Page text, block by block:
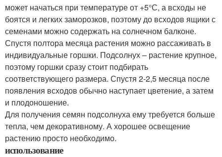
может начаться при температуре от +5°С, а всходы не
боятся и легких заморозков, поэтому до всходов ящики с
семенами можно содержать на солнечном балконе.
Спустя полтора месяца растения можно рассаживать в
индивидуальные горшки. Подсолнух – растение крупное,
поэтому горшки сразу стоит подбирать
соответствующего размера. Спустя 2-2,5 месяца после
появления всходов обычно наступает цветение, а затем
и плодоношение.
Для получения семян подсолнуха ему требуется больше
тепла, чем декоративному. А хорошее освещение
растению просто необходимо.
использование